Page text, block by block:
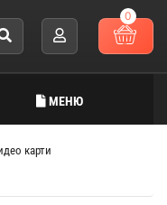
0
МЕНЮ
карти